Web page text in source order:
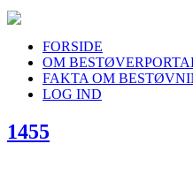
FORSIDE
OM
FAKTA OM
LOG IND
1455